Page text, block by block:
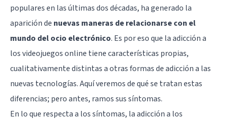
populares en las últimas dos décadas, ha generado la
aparición de nuevas maneras de relacionarse con el
mundo del ocio electrónico. Es por eso que la adicción a
los videojuegos online tiene características propias,
cualitativamente distintas a otras formas de adicción a las
nuevas tecnologías. Aquí veremos de qué se tratan estas
diferencias; pero antes, ramos sus síntomas.
En lo que respecta a los síntomas, la adicción a los